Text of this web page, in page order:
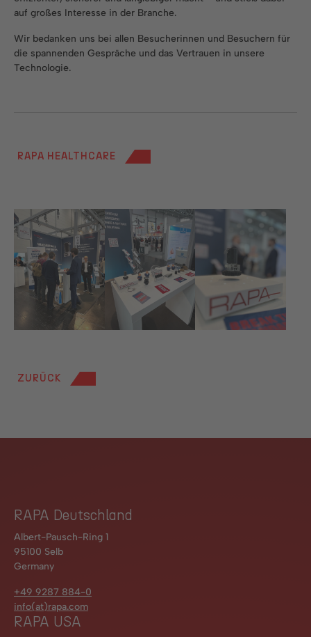
auf großes Interesse in der Branche.
Wir bedanken uns bei allen Besucherinnen und Besuchern für
die spannenden Gespräche und das Vertrauen in unsere
Technologie.
RAPA HEALTHCARE
Show larger version Show larger version Show larger version
ZURÜCK
RAPA Deutschland
Albert-Pausch-Ring 1
95100 Selb
Germany
+49 9287 884-0
info(at)rapa.com
RAPA USA